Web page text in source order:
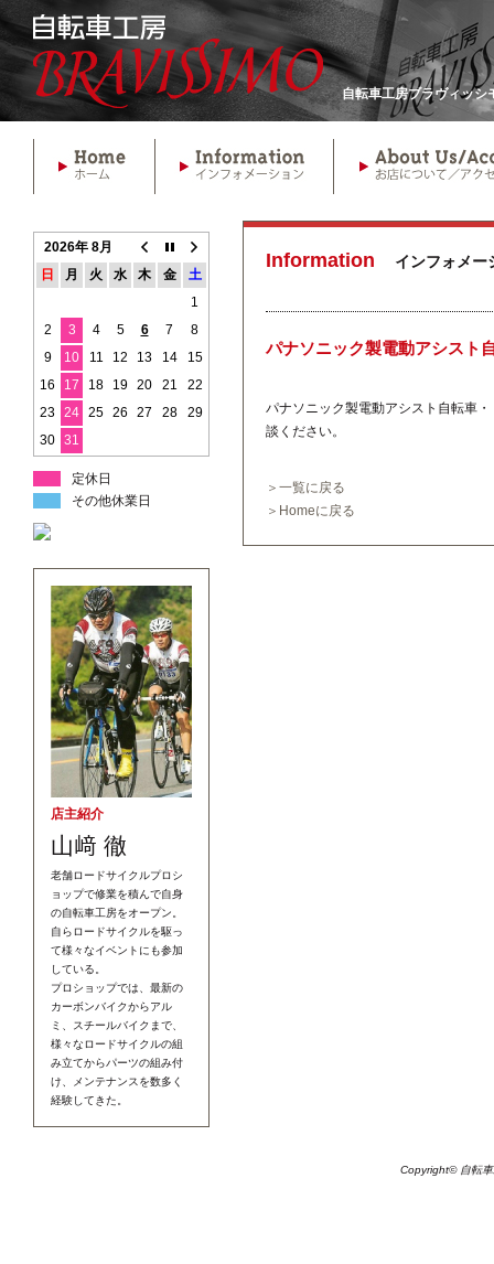
自転車工房ブラヴィッ
Information インフォメー
パナソニック製電動アシスト
パナソニック製電動アシスト自転車
談ください。
＞一覧に戻る
＞Homeに戻る
2026年 8月
日
月 火 水 木 金
土
1
2
3 4 5 6 7
8
9
10 11 12 13 14
15
16
17 18 19 20 21
22
23 24 25 26 27 28
29
30 31
定休日
その他休業日
店主紹介
山﨑 徹
老舗ロードサイクルプロシ
ョップで修業を積んで自身
の自転車工房をオープン。
自らロードサイクルを駆っ
て様々なイベントにも参加
している。
プロショップでは、最新の
カーボンバイクからアル
ミ、スチールバイクまで、
様々なロードサイクルの組
み立てからパーツの組み付
け、メンテナンスを数多く
経験してきた。
Copyright© 自転